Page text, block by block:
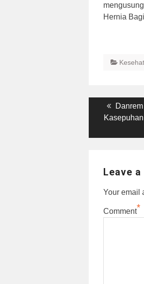
Hernia
Post
navigation
post:
Leave a
Your email
Comment*